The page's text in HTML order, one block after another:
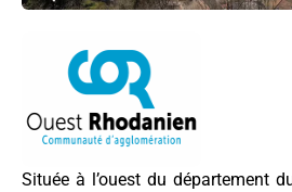
Située à l’ouest du département